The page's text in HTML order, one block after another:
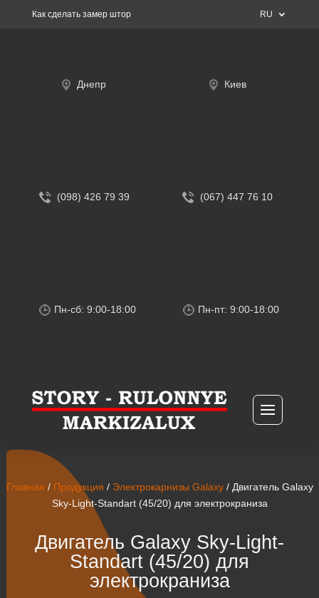
Как сделать замер штор RU
Днепр
(098) 426 79 39
Пн-сб: 9:00-18:00
Киев
(067) 447 76 10
Пн-пт: 9:00-18:00
Главная / Продукция / Электрокарнизы Galaxy/ Двигатель Galaxy
Sky-Light-Standart (45/20) для электрокраниза
Двигатель Galaxy Sky-Light-
Standart (45/20) для
электрокраниза